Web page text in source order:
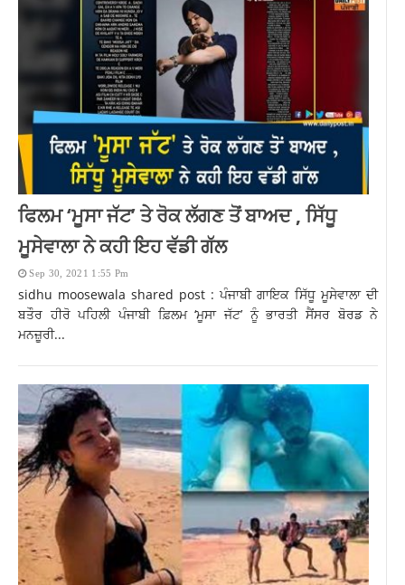
ਫਿਲਮ ‘ਮੂਸਾ ਜੱਟ’ ਤੇ ਰੋਕ ਲੱਗਣ ਤੋਂ ਬਾਅਦ , ਸਿੱਧੂ
ਮੂਸੇਵਾਲਾ ਨੇ ਕਹੀ ਇਹ ਵੱਡੀ ਗੱਲ
Sep 30, 2021 1:55 Pm
sidhu moosewala shared post : ਪੰਜਾਬੀ ਗਾਇਕ ਸਿੱਧੂ ਮੂਸੇਵਾਲਾ ਦੀ
ਬਤੌਰ ਹੀਰੋ ਪਹਿਲੀ ਪੰਜਾਬੀ ਫ਼ਿਲਮ ‘ਮੂਸਾ ਜੱਟ’ ਨੂੰ ਭਾਰਤੀ ਸੈਂਸਰ ਬੋਰਡ ਨੇ
ਮਨਜ਼ੂਰੀ...